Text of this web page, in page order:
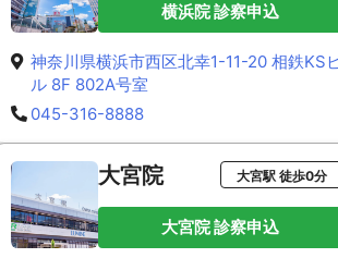
横浜院 診察申込
神奈川県横浜市西区北幸1-11-20 相鉄KS
ル 8F 802A号室
045-316-8888
大宮院 大宮駅 徒歩0分
大宮院 診察申込